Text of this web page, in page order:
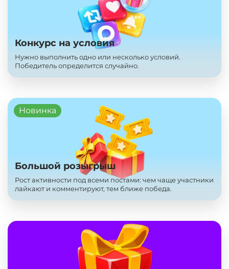
Конкурс на условия
Нужно выполнить одно или несколько условий.
Победитель определится случайно.
Новинка
Большой розыгрыш
Рост активности под всеми постами: чем чаще участники
лайкают и комментируют, тем ближе победа.